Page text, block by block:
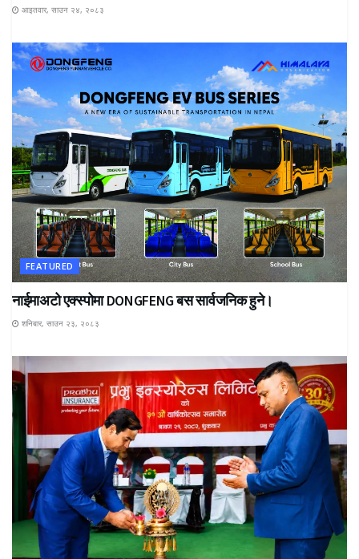
आइतवार, साउन २४, २०८३
FEATURED
नाईमाअटो एक्स्पोमा DONGFENG बस सार्वजनिक हुने।
शनिबार, साउन २३, २०८३